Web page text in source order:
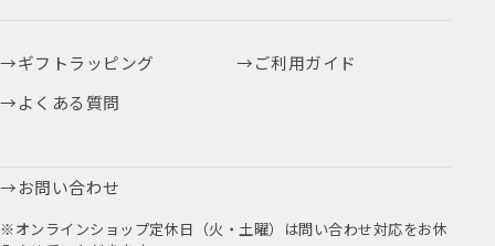
ギフトラッピング
ご利用ガイド
よくある質問
お問い合わせ
※オンラインショップ定休日（火・土曜）は問い合わせ対応をお休